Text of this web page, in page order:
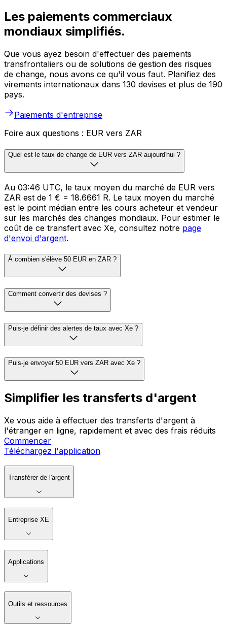
Les paiements commerciaux
mondiaux simplifiés.
Que vous ayez besoin d'effectuer des paiements
transfrontaliers ou de solutions de gestion des risques
de change, nous avons ce qu'il vous faut. Planifiez des
virements internationaux dans 130 devises et plus de 190
pays.
Paiements d'entreprise
Foire aux questions : EUR vers ZAR
Quel est le taux de change de EUR vers ZAR aujourd'hui ?
Au 03:46 UTC, le taux moyen du marché de EUR vers
ZAR est de 1 € = 18.6661 R. Le taux moyen du marché
est le point médian entre les cours acheteur et vendeur
sur les marchés des changes mondiaux. Pour estimer le
coût de ce transfert avec Xe, consultez notre page
d'envoi d'argent.
À combien s'élève 50 EUR en ZAR ?
Comment convertir des devises ?
Puis-je définir des alertes de taux avec Xe ?
Puis-je envoyer 50 EUR vers ZAR avec Xe ?
Simplifier les transferts d'argent
Xe vous aide à effectuer des transferts d'argent à
l'étranger en ligne, rapidement et avec des frais réduits
Commencer
Téléchargez l'application
Transférer de l'argent
Entreprise XE
Applications
Outils et ressources